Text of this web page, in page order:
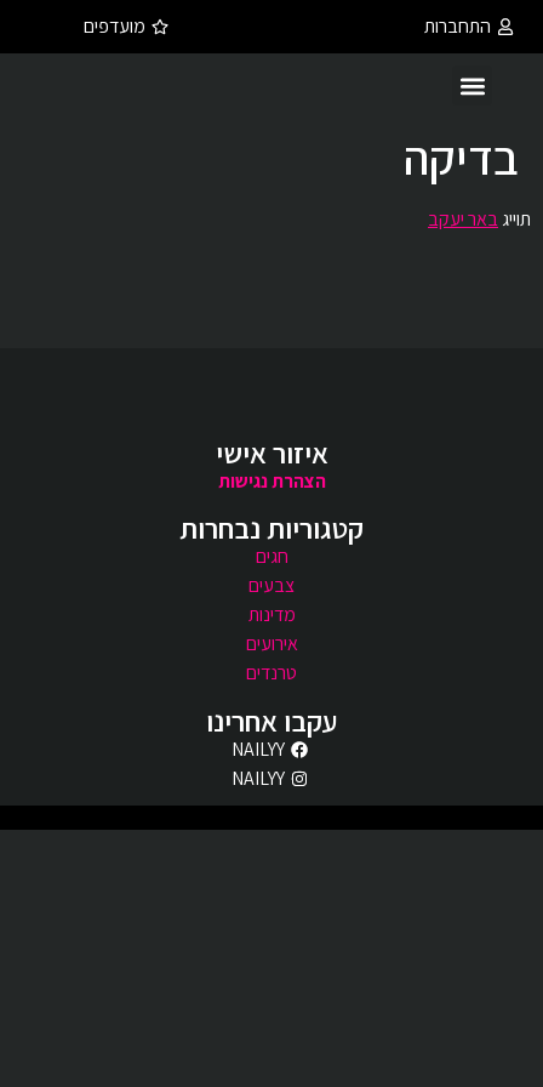
התחברות מועדפים
בדיקה
תוייגבאר יעקב
איזור אישי
הצהרת נגישות
קטגוריות נבחרות
חגים
צבעים
מדינות
אירועים
טרנדים
עקבו אחרינו
NAILYY
NAILYY